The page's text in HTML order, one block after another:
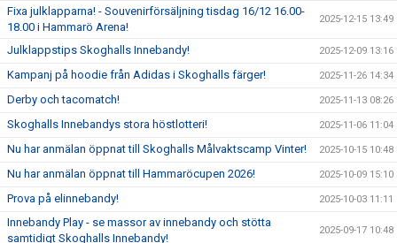
Fixa julklapparna! - Souvenirförsäljning tisdag 16/12 16.00-
18.00 i Hammarö Arena!
2025-12-15 13:49
Julklappstips Skoghalls Innebandy! 2025-12-09 13:16
Kampanj på hoodie från Adidas i Skoghalls färger! 2025-11-26 14:34
Derby och tacomatch! 2025-11-13 08:26
Skoghalls Innebandys stora höstlotteri! 2025-11-06 11:04
Nu har anmälan öppnat till Skoghalls Målvaktscamp Vinter! 2025-10-15 10:48
Nu har anmälan öppnat till Hammaröcupen 2026! 2025-10-09 15:10
Prova på elinnebandy! 2025-10-03 11:11
Innebandy Play - se massor av innebandy och stötta
samtidigt Skoghalls Innebandy!
2025-09-17 10:48